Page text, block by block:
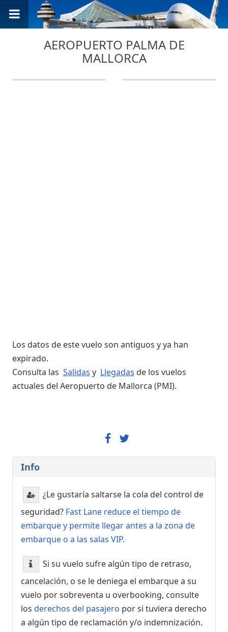
AEROPUERTO PALMA DE
MALLORCA
Los datos de este vuelo son antiguos y ya han
expirado.
Consulta las Salidas y Llegadas de los vuelos
actuales del Aeropuerto de Mallorca (PMI).
Info
¿Le gustaría saltarse la cola del control de
seguridad? Fast Lane reduce el tiempo de
embarque y permite llegar antes a la zona de
embarque o a las salas VIP.
Si su vuelo sufre algún tipo de retraso,
cancelación, o se le deniega el embarque a su
vuelo por sobreventa u overbooking, consulte
los derechos del pasajero por si tuviera derecho
a algún tipo de reclamación y/o indemnización.